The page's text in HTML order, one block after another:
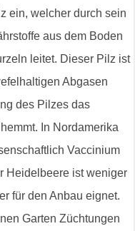
ein, welcher durch sein
aus dem Boden
leitet. Dieser Pilz ist
Abgasen
des Pilzes das
In Nordamerika
Vaccinium
Heidelbeere ist weniger
für den Anbau eignet.
Garten Züchtungen